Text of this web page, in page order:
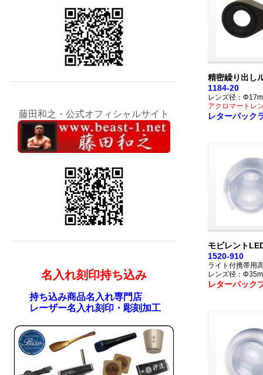
精密繰り出し
1184-20
レンズ径：
アクロマートレ
レターパック
モビレント
1520-910
ライト付携帯用
レンズ径：
レターパック
藤田和之・公式オフィシャルサイト
名入れ刻印持ち込み
持ち込み商品名入れ専門店
レーザー名入れ刻印・彫刻加工